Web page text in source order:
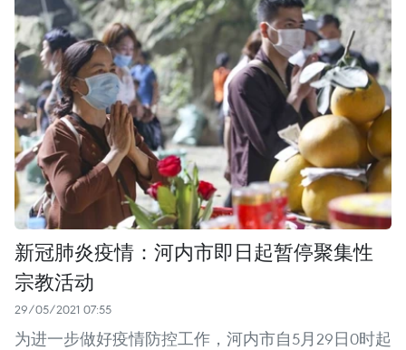
新冠肺炎疫情：河内市即日起暂停聚集性
宗教活动
29/05/2021 07:55
为进一步做好疫情防控工作，河内市自5月29日0时起